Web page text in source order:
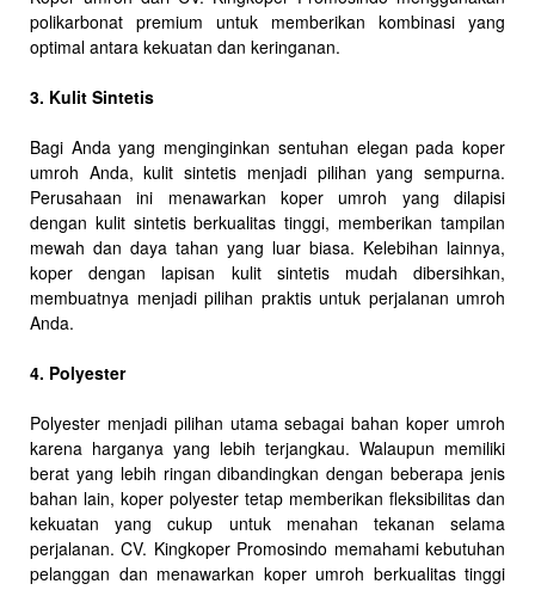
polikarbonat premium untuk memberikan kombinasi yang
optimal antara kekuatan dan keringanan.
3. Kulit Sintetis
Bagi Anda yang menginginkan sentuhan elegan pada koper
umroh Anda, kulit sintetis menjadi pilihan yang sempurna.
Perusahaan ini menawarkan koper umroh yang dilapisi
dengan kulit sintetis berkualitas tinggi, memberikan tampilan
mewah dan daya tahan yang luar biasa. Kelebihan lainnya,
koper dengan lapisan kulit sintetis mudah dibersihkan,
membuatnya menjadi pilihan praktis untuk perjalanan umroh
Anda.
4. Polyester
Polyester menjadi pilihan utama sebagai bahan koper umroh
karena harganya yang lebih terjangkau. Walaupun memiliki
berat yang lebih ringan dibandingkan dengan beberapa jenis
bahan lain, koper polyester tetap memberikan fleksibilitas dan
kekuatan yang cukup untuk menahan tekanan selama
perjalanan. CV. Kingkoper Promosindo memahami kebutuhan
pelanggan dan menawarkan koper umroh berkualitas tinggi